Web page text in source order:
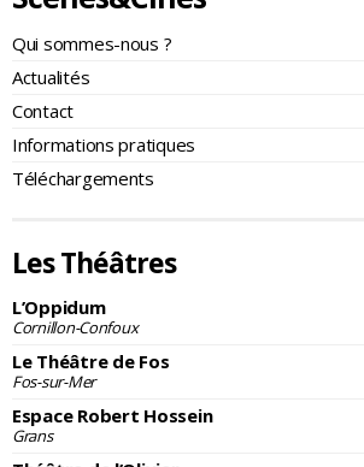
Qui sommes-nous ?
Actualités
Contact
Informations pratiques
Téléchargements
Les Théâtres
L’Oppidum
Cornillon-Confoux
Le Théâtre de Fos
Fos-sur-Mer
Espace Robert Hossein
Grans